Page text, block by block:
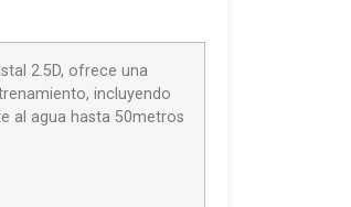
2.5D, ofrece una
incluyendo
al agua hasta 50metros